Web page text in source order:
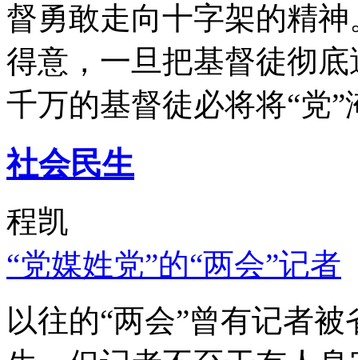
督勇敢走向十字架的精
得意，一旦把基督徒彻
千万的基督徒必将将“党”
社会民生
程凯
“党媒姓党”的“两会”记者
以往的“两会”曾有记者